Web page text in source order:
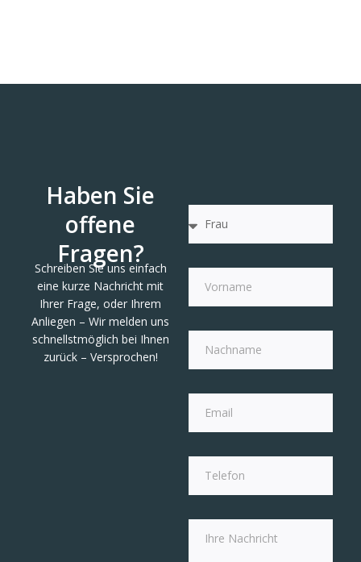
Haben Sie
offene
Fragen?
Schreiben Sie uns einfach
eine kurze Nachricht mit
Ihrer Frage, oder Ihrem
Anliegen – Wir melden uns
schnellstmöglich bei Ihnen
zurück – Versprochen!